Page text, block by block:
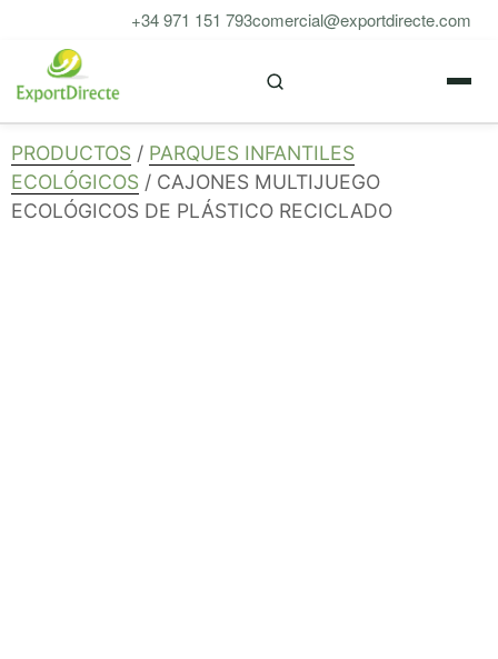
contenido
+34 971 151 793comercial@exportdirecte.com
PRODUCTOS / PARQUES INFANTILES
ECOLÓGICOS / CAJONES MULTIJUEGO
ECOLÓGICOS DE PLÁSTICO RECICLADO